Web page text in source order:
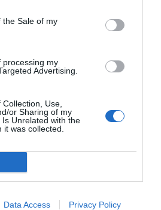
the Sale of my
processing my
Advertising.
Use,
or Sharing of my
Unrelated with the
was collected.
Data Access Privacy Policy